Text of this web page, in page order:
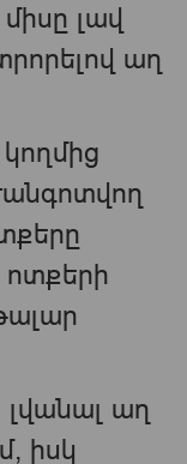
լավ
աղ
ոտքերի
աղ
իսկ